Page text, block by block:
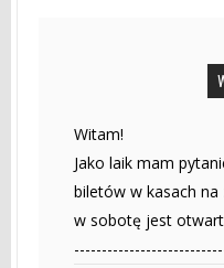
Witam!
Jako laik mam
biletów w kasach na
w sobotę jest